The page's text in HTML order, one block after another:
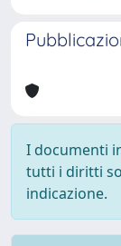
I documenti
tutti i diritti
indicazione.